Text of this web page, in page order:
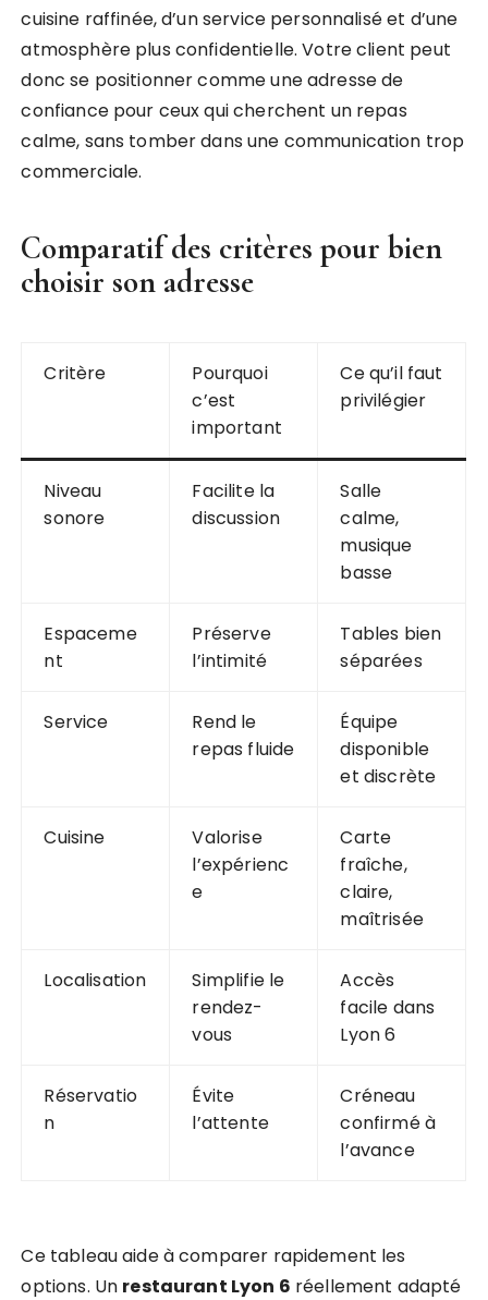
cuisine raffinée, d’un service personnalisé et d’une
atmosphère plus confidentielle. Votre client peut
donc se positionner comme une adresse de
confiance pour ceux qui cherchent un repas
calme, sans tomber dans une communication trop
commerciale.
Comparatif des critères pour bien
choisir son adresse
Critère
Pourquoi
c’est
important
Ce qu’il faut
privilégier
Niveau
sonore
Facilite la
discussion
Salle
calme,
musique
basse
Espaceme
nt
Préserve
l’intimité
Tables bien
séparées
Service
Rend le
repas fluide
Équipe
disponible
et discrète
Cuisine
Valorise
l’expérienc
e
Carte
fraîche,
claire,
maîtrisée
Localisation
Simplifie le
rendez-
vous
Accès
facile dans
Lyon 6
Réservatio
n
Évite
l’attente
Créneau
confirmé à
l’avance
Ce tableau aide à comparer rapidement les
options. Un restaurant Lyon 6 réellement adapté